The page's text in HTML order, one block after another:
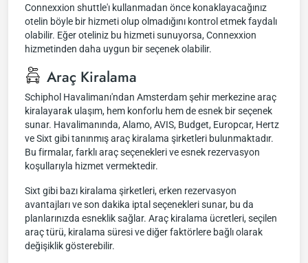
Connexxion shuttle'ı kullanmadan önce konaklayacağınız
otelin böyle bir hizmeti olup olmadığını kontrol etmek faydalı
olabilir. Eğer oteliniz bu hizmeti sunuyorsa, Connexxion
hizmetinden daha uygun bir seçenek olabilir.
Araç Kiralama
Schiphol Havalimanı'ndan Amsterdam şehir merkezine araç
kiralayarak ulaşım, hem konforlu hem de esnek bir seçenek
sunar. Havalimanında, Alamo, AVIS, Budget, Europcar, Hertz
ve Sixt gibi tanınmış araç kiralama şirketleri bulunmaktadır.
Bu firmalar, farklı araç seçenekleri ve esnek rezervasyon
koşullarıyla hizmet vermektedir.
Sixt gibi bazı kiralama şirketleri, erken rezervasyon
avantajları ve son dakika iptal seçenekleri sunar, bu da
planlarınızda esneklik sağlar. Araç kiralama ücretleri, seçilen
araç türü, kiralama süresi ve diğer faktörlere bağlı olarak
değişiklik gösterebilir.